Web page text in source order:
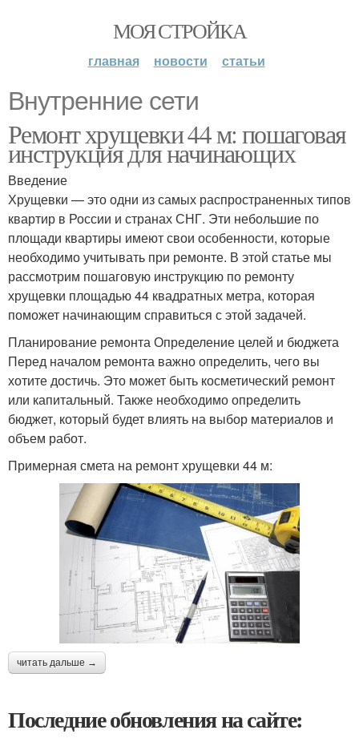
МОЯ СТРОЙКА
главная новости статьи
Внутренние сети
Ремонт хрущевки 44 м: пошаговая
инструкция для начинающих
Введение
Хрущевки — это одни из самых распространенных типов
квартир в России и странах СНГ. Эти небольшие по
площади квартиры имеют свои особенности, которые
необходимо учитывать при ремонте. В этой статье мы
рассмотрим пошаговую инструкцию по ремонту
хрущевки площадью 44 квадратных метра, которая
поможет начинающим справиться с этой задачей.
Планирование ремонта Определение целей и бюджета
Перед началом ремонта важно определить, чего вы
хотите достичь. Это может быть косметический ремонт
или капитальный. Также необходимо определить
бюджет, который будет влиять на выбор материалов и
объем работ.
Примерная смета на ремонт хрущевки 44 м:
читать дальше →
Последние обновления на сайте: